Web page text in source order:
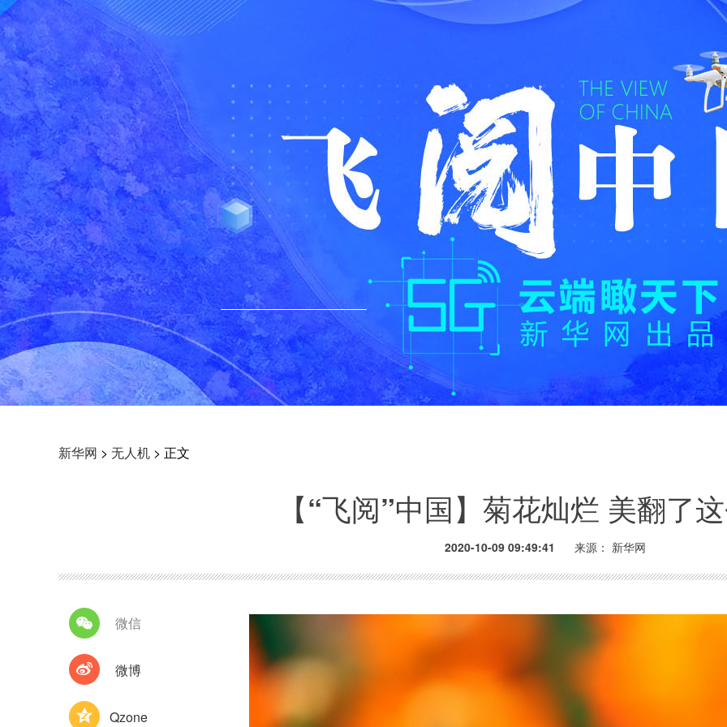
新华网 > 无人机 > 正文
【“飞阅”中国】菊花灿烂 美翻了
2020-10-09 09:49:41 来源： 新华网
微信
微博
Qzone